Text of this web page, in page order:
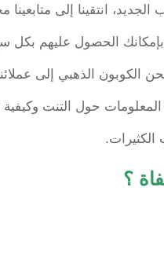
انتقينا إلى
الذهبي إلى
الكثيرات.
؟